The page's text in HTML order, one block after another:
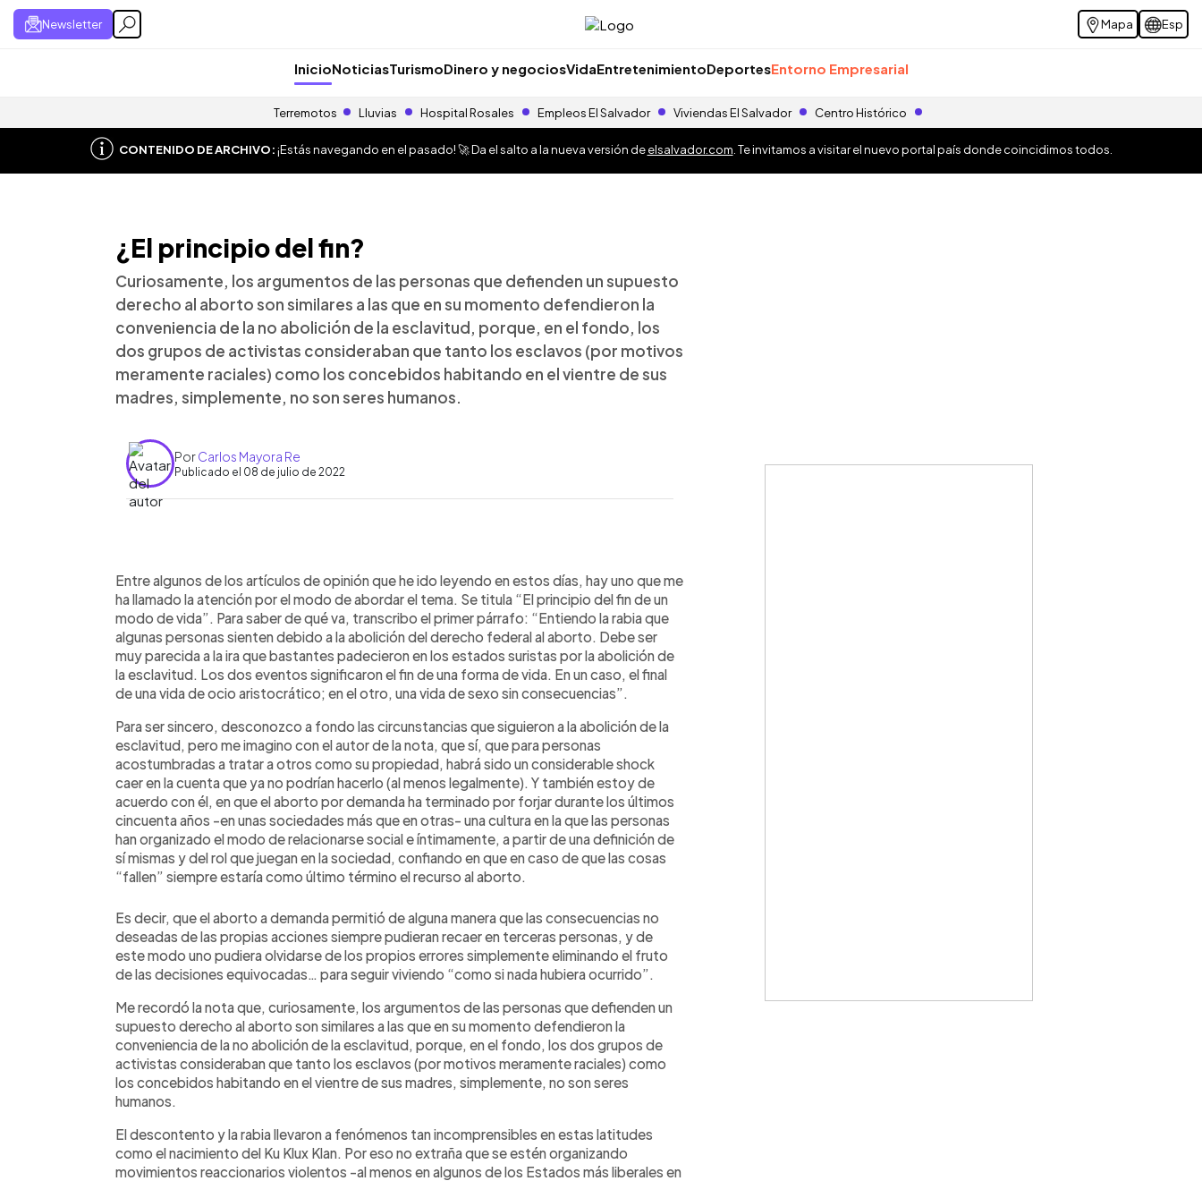
Newsletter Mapa Esp
InicioNoticiasTurismoDinero y negociosVidaEntretenimientoDeportesEntorno Empresarial
Terremotos Lluvias Hospital Rosales Empleos El Salvador Viviendas El Salvador Centro Histórico
CONTENIDO DE ARCHIVO:¡Estás navegando en el pasado! 🚀 Da el salto a la nueva versión deelsalvador.com . Te invitamos a visitar el nuevo portal país donde coincidimos todos.
¿El principio del fin?
Curiosamente, los argumentos de las personas que defienden un supuesto
derecho al aborto son similares a las que en su momento defendieron la
conveniencia de la no abolición de la esclavitud, porque, en el fondo, los
dos grupos de activistas consideraban que tanto los esclavos (por motivos
meramente raciales) como los concebidos habitando en el vientre de sus
madres, simplemente, no son seres humanos.
PorCarlos Mayora Re
Publicado el 08 de julio de 2022
Escuchar artículo
Entre algunos de los artículos de opinión que he ido leyendo en estos días, hay uno que me
ha llamado la atención por el modo de abordar el tema. Se titula “El principio del fin de un
modo de vida”. Para saber de qué va, transcribo el primer párrafo: “Entiendo la rabia que
algunas personas sienten debido a la abolición del derecho federal al aborto. Debe ser
muy parecida a la ira que bastantes padecieron en los estados suristas por la abolición de
la esclavitud. Los dos eventos significaron el fin de una forma de vida. En un caso, el final
de una vida de ocio aristocrático; en el otro, una vida de sexo sin consecuencias”.
Para ser sincero, desconozco a fondo las circunstancias que siguieron a la abolición de la
esclavitud, pero me imagino con el autor de la nota, que sí, que para personas
acostumbradas a tratar a otros como su propiedad, habrá sido un considerable shock
caer en la cuenta que ya no podrían hacerlo (al menos legalmente). Y también estoy de
acuerdo con él, en que el aborto por demanda ha terminado por forjar durante los últimos
cincuenta años -en unas sociedades más que en otras- una cultura en la que las personas
han organizado el modo de relacionarse social e íntimamente, a partir de una definición de
sí mismas y del rol que juegan en la sociedad, confiando en que en caso de que las cosas
“fallen” siempre estaría como último término el recurso al aborto.
Es decir, que el aborto a demanda permitió de alguna manera que las consecuencias no
deseadas de las propias acciones siempre pudieran recaer en terceras personas, y de
este modo uno pudiera olvidarse de los propios errores simplemente eliminando el fruto
de las decisiones equivocadas… para seguir viviendo “como si nada hubiera ocurrido”.
Me recordó la nota que, curiosamente, los argumentos de las personas que defienden un
supuesto derecho al aborto son similares a las que en su momento defendieron la
conveniencia de la no abolición de la esclavitud, porque, en el fondo, los dos grupos de
activistas consideraban que tanto los esclavos (por motivos meramente raciales) como
los concebidos habitando en el vientre de sus madres, simplemente, no son seres
humanos.
El descontento y la rabia llevaron a fenómenos tan incomprensibles en estas latitudes
como el nacimiento del Ku Klux Klan. Por eso no extraña que se estén organizando
movimientos reaccionarios violentos -al menos en algunos de los Estados más liberales en